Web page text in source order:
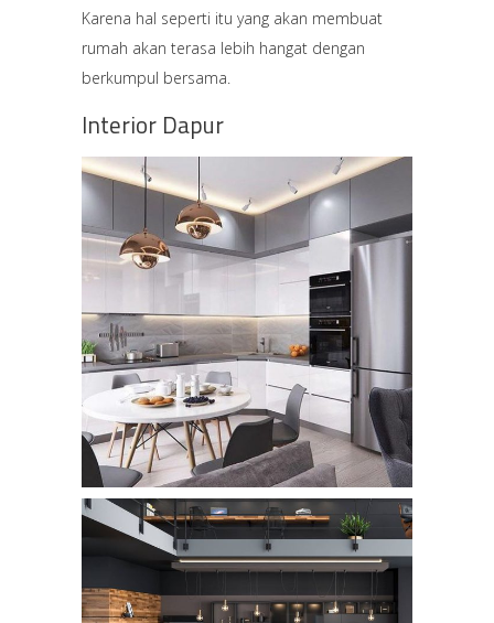
Karena hal seperti itu yang akan membuat
rumah akan terasa lebih hangat dengan
berkumpul bersama.
Interior Dapur